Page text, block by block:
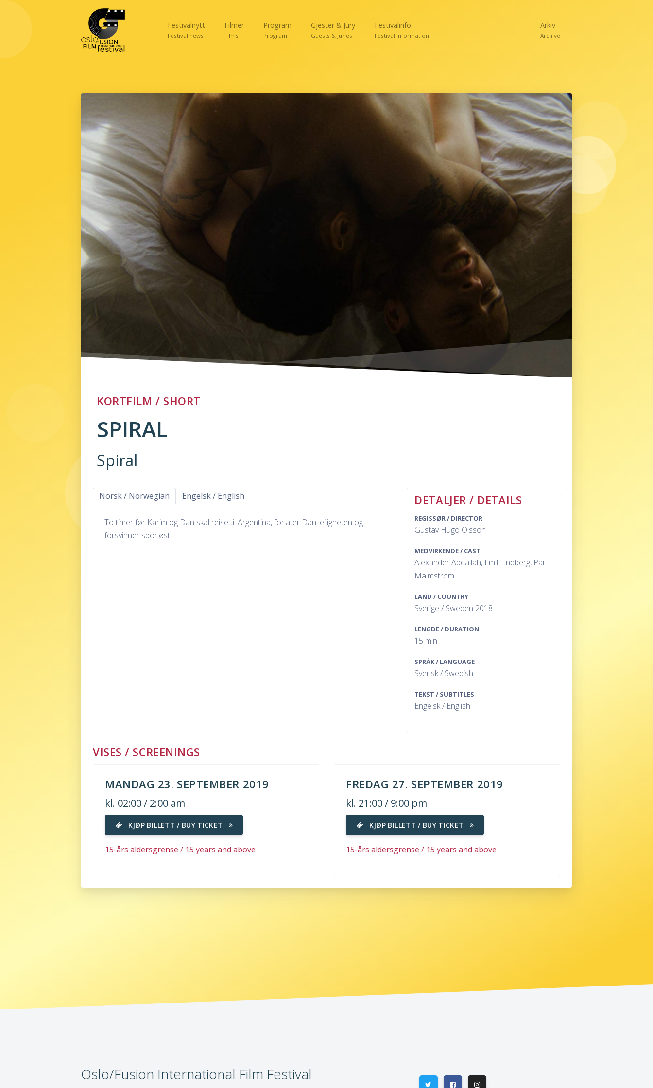
Festivalnytt
Festival news
Filmer
Films
Program
Program
Gjester & Jury
Guests & Juries
Festivalinfo
Festival information
Arkiv
Archive
KORTFILM / SHORT
SPIRAL
Spiral
Norsk / Norwegian Engelsk / English
To timer før Karim og Dan skal reise til Argentina, forlater Dan leiligheten og
forsvinner sporløst.
DETALJER / DETAILS
REGISSØR / DIRECTOR
Gustav Hugo Olsson
MEDVIRKENDE / CAST
Alexander Abdallah, Emil Lindberg, Pär
Malmström
LAND / COUNTRY
Sverige / Sweden 2018
LENGDE / DURATION
15 min
SPRÅK / LANGUAGE
Svensk / Swedish
TEKST / SUBTITLES
Engelsk / English
VISES / SCREENINGS
MANDAG 23. SEPTEMBER 2019
kl. 02:00 / 2:00 am
KJØP BILLETT / BUY TICKET
15-års aldersgrense / 15 years and above
FREDAG 27. SEPTEMBER 2019
kl. 21:00 / 9:00 pm
KJØP BILLETT / BUY TICKET
15-års aldersgrense / 15 years and above
Oslo/Fusion International Film Festival